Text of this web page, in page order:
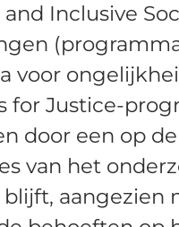
Inclusive
voor
for Justice-
door een op
van het